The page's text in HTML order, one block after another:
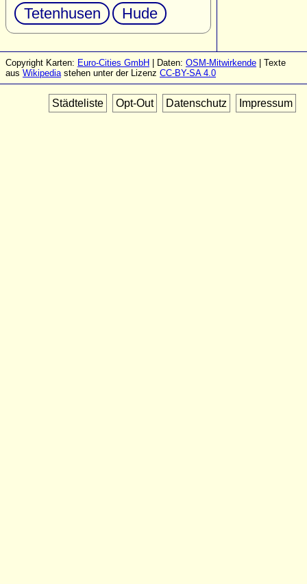
Tetenhusen
Hude
Copyright Karten: Euro-Cities GmbH | Daten: OSM-Mitwirkende | Texte
aus Wikipediastehen unter der Lizenz CC-BY-SA 4.0
Städteliste Opt-Out Datenschutz Impressum